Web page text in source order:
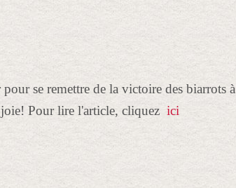
se remettre de la victoire des biarrots à
Pour lire l'article, cliquez ici